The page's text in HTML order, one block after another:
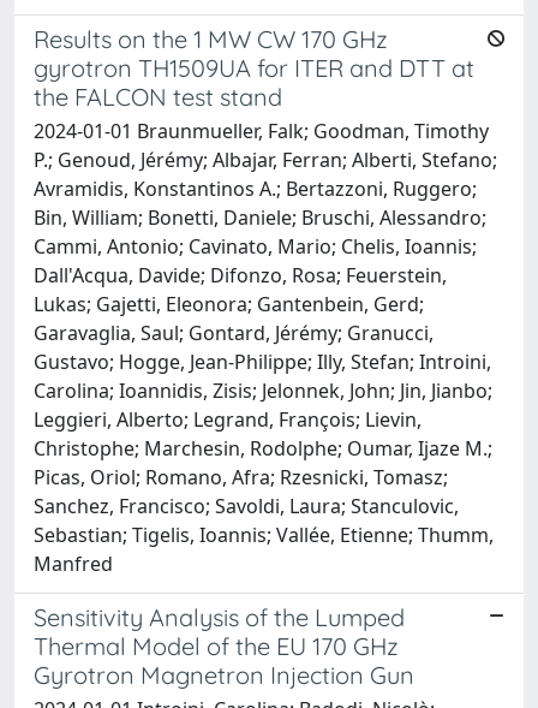
Results on the 1 MW CW 170 GHz
gyrotron TH1509UA for ITER and DTT at
the FALCON test stand
2024-01-01 Braunmueller, Falk; Goodman, Timothy
P.; Genoud, Jérémy; Albajar, Ferran; Alberti, Stefano;
Avramidis, Konstantinos A.; Bertazzoni, Ruggero;
Bin, William; Bonetti, Daniele; Bruschi, Alessandro;
Cammi, Antonio; Cavinato, Mario; Chelis, Ioannis;
Dall'Acqua, Davide; Difonzo, Rosa; Feuerstein,
Lukas; Gajetti, Eleonora; Gantenbein, Gerd;
Garavaglia, Saul; Gontard, Jérémy; Granucci,
Gustavo; Hogge, Jean-Philippe; Illy, Stefan; Introini,
Carolina; Ioannidis, Zisis; Jelonnek, John; Jin, Jianbo;
Leggieri, Alberto; Legrand, François; Lievin,
Christophe; Marchesin, Rodolphe; Oumar, Ijaze M.;
Picas, Oriol; Romano, Afra; Rzesnicki, Tomasz;
Sanchez, Francisco; Savoldi, Laura; Stanculovic,
Sebastian; Tigelis, Ioannis; Vallée, Etienne; Thumm,
Manfred
Sensitivity Analysis of the Lumped
Thermal Model of the EU 170 GHz
Gyrotron Magnetron Injection Gun